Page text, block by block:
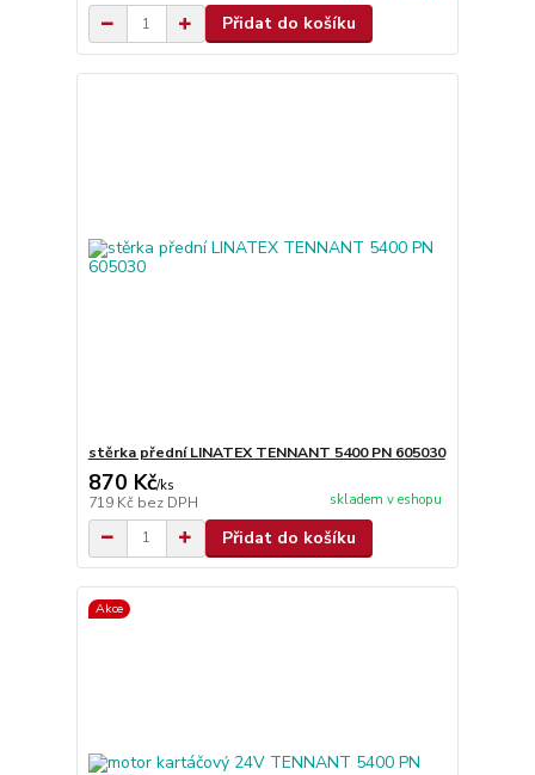
Přidat do košíku
stěrka přední LINATEX TENNANT 5400 PN 605030
870 Kč/ks
719 Kč bez DPH skladem v eshopu
Přidat do košíku
Akce